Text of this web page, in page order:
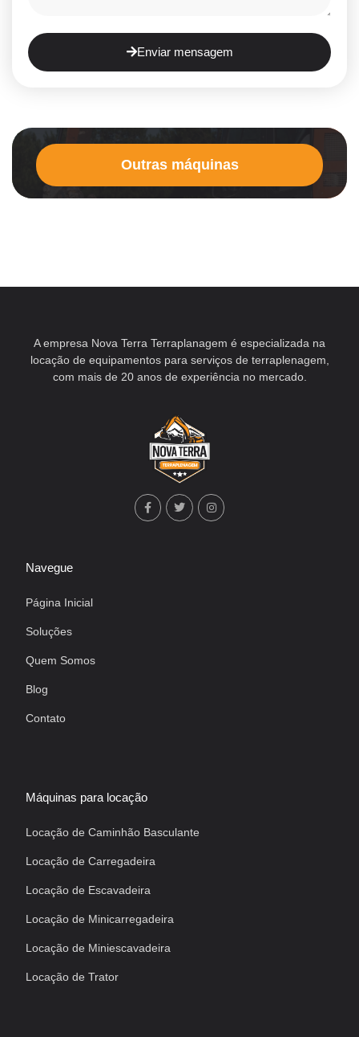
Enviar mensagem
Outras máquinas
A empresa Nova Terra Terraplanagem é especializada na
locação de equipamentos para serviços de terraplenagem,
com mais de 20 anos de experiência no mercado.
Navegue
Página Inicial
Soluções
Quem Somos
Blog
Contato
Máquinas para locação
Locação de Caminhão Basculante
Locação de Carregadeira
Locação de Escavadeira
Locação de Minicarregadeira
Locação de Miniescavadeira
Locação de Trator